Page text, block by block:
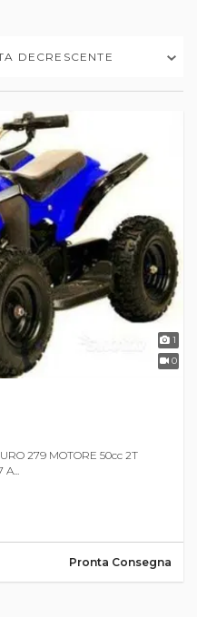
DECRESCENTE
1
0
279 MOTORE 50cc 2T
A...
Pronta Consegna